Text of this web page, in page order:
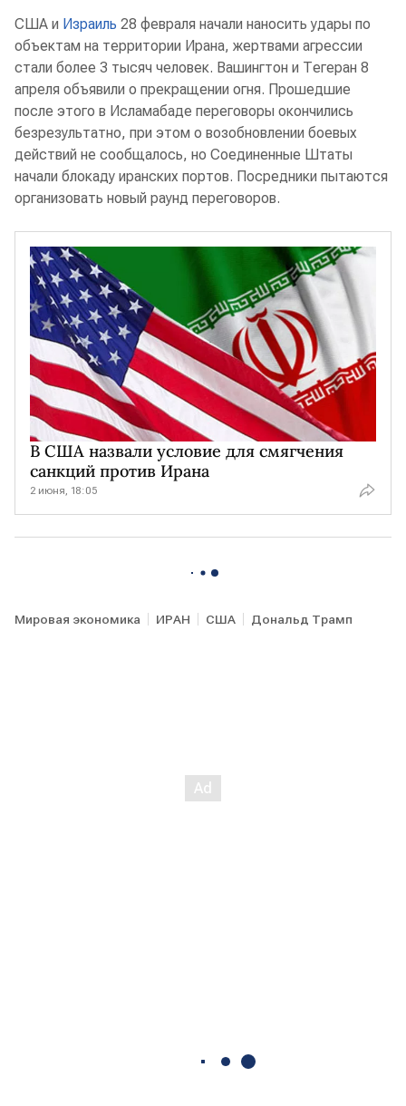
США и Израиль 28 февраля начали наносить удары по
объектам на территории Ирана, жертвами агрессии
стали более 3 тысяч человек. Вашингтон и Тегеран 8
апреля объявили о прекращении огня. Прошедшие
после этого в Исламабаде переговоры окончились
безрезультатно, при этом о возобновлении боевых
действий не сообщалось, но Соединенные Штаты
начали блокаду иранских портов. Посредники пытаются
организовать новый раунд переговоров.
В США назвали условие для смягчения
санкций против Ирана
2 июня, 18:05
Мировая экономика ИРАН США Дональд Трамп